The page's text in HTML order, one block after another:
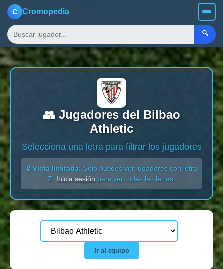
C Cromopedia
🔍
👥 Jugadores del Bilbao
Athletic
Selecciona una letra para filtrar los jugadores
🔒 Vista limitada: Solo puedes ver jugadores con letra
Z. Inicia sesión para ver todas las letras.
Ir al equipo